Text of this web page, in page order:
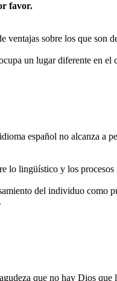
favor.
sobre los que son
un lugar diferente en
español no alcanza a
lo lingüístico y los procesos
del individuo como
que no hay Dios